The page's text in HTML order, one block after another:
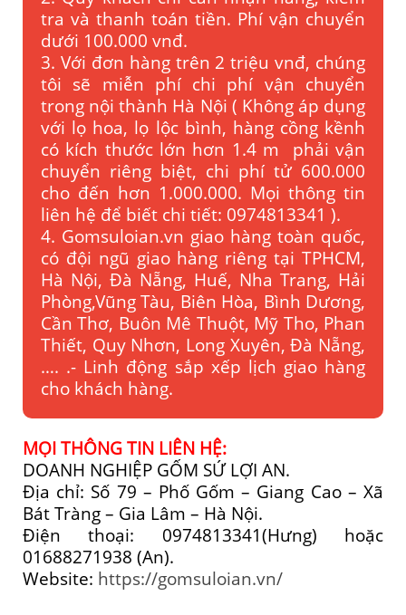
tra và thanh toán tiền. Phí vận chuyển
dưới 100.000 vnđ.
3. Với đơn hàng trên 2 triệu vnđ, chúng
tôi sẽ miễn phí chi phí vận chuyển
trong nội thành Hà Nội ( Không áp dụng
với lọ hoa, lọ lộc bình, hàng cồng kềnh
có kích thước lớn hơn 1.4 m phải vận
chuyển riêng biệt, chi phí tử 600.000
cho đến hơn 1.000.000. Mọi thông tin
liên hệ để biết chi tiết: 0974813341 ).
4. Gomsuloian.vn giao hàng toàn quốc,
có đội ngũ giao hàng riêng tại TPHCM,
Hà Nội, Đà Nẵng, Huế, Nha Trang, Hải
Phòng,Vũng Tàu, Biên Hòa, Bình Dương,
Cần Thơ, Buôn Mê Thuột, Mỹ Tho, Phan
Thiết, Quy Nhơn, Long Xuyên, Đà Nẵng,
…. .- Linh động sắp xếp lịch giao hàng
cho khách hàng.
MỌI THÔNG TIN LIÊN HỆ:
DOANH NGHIỆP GỐM SỨ LỢI AN.
Địa chỉ: Số 79 – Phố Gốm – Giang Cao – Xã
Bát Tràng – Gia Lâm – Hà Nội.
Điện thoại: 0974813341(Hưng) hoặc
01688271938 (An).
Website: https://gomsuloian.vn/